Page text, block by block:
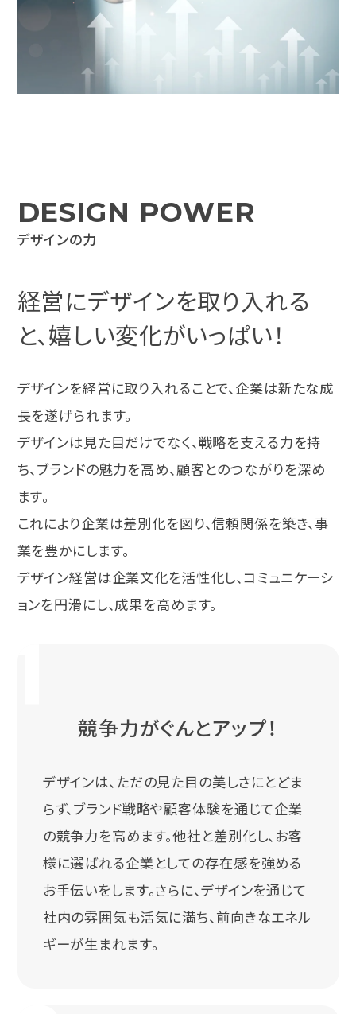
DESIGN POWER
デザインの力
経営にデザインを取り入れる
と、嬉しい変化がいっぱい！
デザインを経営に取り入れることで、企業は新たな成
長を遂げられます。
デザインは見た目だけでなく、戦略を支える力を持
ち、ブランドの魅力を高め、顧客とのつながりを深め
ます。
これにより企業は差別化を図り、信頼関係を築き、事
業を豊かにします。
デザイン経営は企業文化を活性化し、コミュニケーシ
ョンを円滑にし、成果を高めます。
競争力がぐんとアップ！
デザインは、ただの見た目の美しさにとどま
らず、ブランド戦略や顧客体験を通じて企業
の競争力を高めます。他社と差別化し、お客
様に選ばれる企業としての存在感を強める
お手伝いをします。さらに、デザインを通じて
社内の雰囲気も活気に満ち、前向きなエネル
ギーが生まれます。